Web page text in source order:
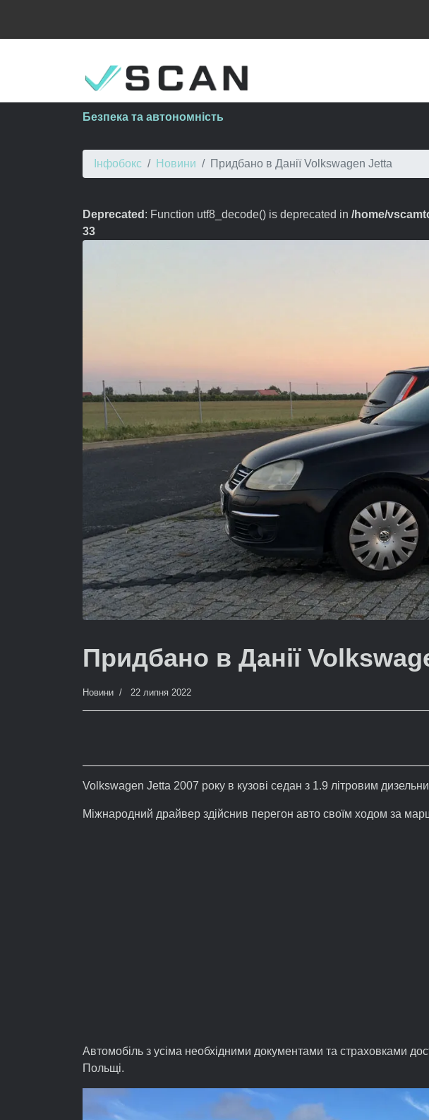
Безпека та автономність
Інфобокс Новини Придбано в Данії Volkswagen Jetta
Deprecated : Function utf8_decode() is deprecated in /home/
33
Придбано в Данії
Новини 22 липня 2022
Volkswagen Jetta 2007 року в кузові седан з 1.9 літровим
Міжнародний драйвер здійснив перегон авто своїм ходом за
Автомобіль з усіма необхідними документами та страховками
Польщі.